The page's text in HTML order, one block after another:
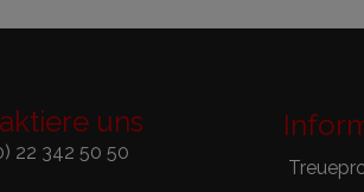
uns
22 342 50 50